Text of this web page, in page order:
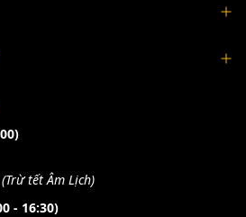
tết Âm Lịch)
- 16:30)